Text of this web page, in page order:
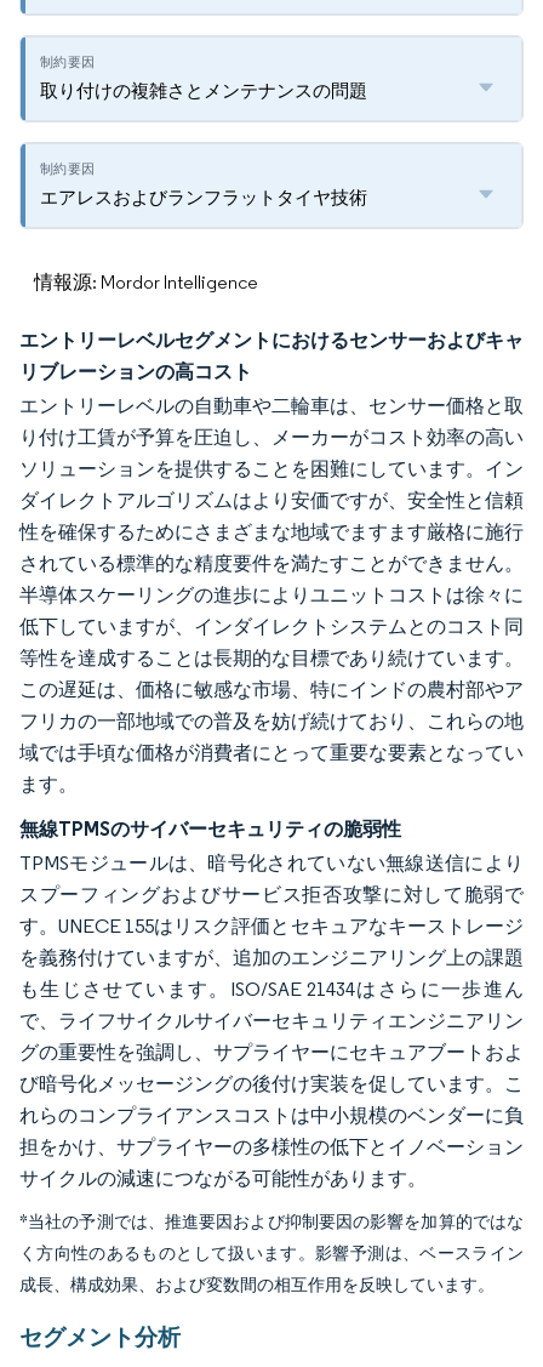
取り付けの複雑さとメンテナンスの問題
エアレスおよびランフラットタイヤ技術
情報源: Mordor Intelligence
エントリーレベルセグメントにおけるセンサーおよびキャ
リブレーションの高コスト
エントリーレベルの自動車や二輪車は、センサー価格と取
り付け工賃が予算を圧迫し、メーカーがコスト効率の高い
ソリューションを提供することを困難にしています。イン
ダイレクトアルゴリズムはより安価ですが、安全性と信頼
性を確保するためにさまざまな地域でますます厳格に施行
されている標準的な精度要件を満たすことができません。
半導体スケーリングの進歩によりユニットコストは徐々に
低下していますが、インダイレクトシステムとのコスト同
等性を達成することは長期的な目標であり続けています。
この遅延は、価格に敏感な市場、特にインドの農村部やア
フリカの一部地域での普及を妨げ続けており、これらの地
域では手頃な価格が消費者にとって重要な要素となってい
ます。
無線TPMSのサイバーセキュリティの脆弱性
TPMSモジュールは、暗号化されていない無線送信により
スプーフィングおよびサービス拒否攻撃に対して脆弱で
す。UNECE 155はリスク評価とセキュアなキーストレージ
を義務付けていますが、追加のエンジニアリング上の課題
も生じさせています。ISO/SAE 21434はさらに一歩進ん
で、ライフサイクルサイバーセキュリティエンジニアリン
グの重要性を強調し、サプライヤーにセキュアブートおよ
び暗号化メッセージングの後付け実装を促しています。こ
れらのコンプライアンスコストは中小規模のベンダーに負
担をかけ、サプライヤーの多様性の低下とイノベーション
サイクルの減速につながる可能性があります。
*当社の予測では、推進要因および抑制要因の影響を加算的ではな
く方向性のあるものとして扱います。影響予測は、ベースライン
成長、構成効果、および変数間の相互作用を反映しています。
セグメント分析